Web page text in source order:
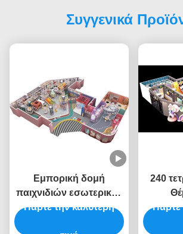
Συγγενικά
Εμπορική δομή
παιχνιδιών εσωτερικού
χώρου Παιδικά παιδικά
Πάρτε την καλύτερη
240
Πάρτε